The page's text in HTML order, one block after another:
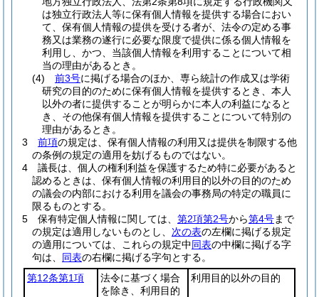
は独立行政法人等に保有個人情報を提供する場合におい
て、保有個人情報の提供を受ける者が、法令の定める事
務又は業務の遂行に必要な限度で提供に係る個人情報を
利用し、かつ、当該個人情報を利用することについて相
当の理由があるとき。
(4)
前3号に掲げる場合のほか、専ら統計の作成又は学術
研究の目的のために保有個人情報を提供するとき、本人
以外の者に提供することが明らかに本人の利益になると
き、その他保有個人情報を提供することについて特別の
理由があるとき。
3
前項の規定は、保有個人情報の利用又は提供を制限する他
の条例の規定の適用を妨げるものではない。
4
議長は、個人の権利利益を保護するため特に必要があると
認めるときは、保有個人情報の利用目的以外の目的のため
の議会の内部における利用を議会の事務局の特定の職員に
限るものとする。
5
保有特定個人情報に関しては、 第2項第2号から第4号まで
の規定は適用しないものとし、 次の表の左欄に掲げる規定
の適用については、これらの規定中同表の中欄に掲げる字
句は、 同表の右欄に掲げる字句とする。
第12条第1項
法令に基づく場合
を除き、利用目的
利用目的以外の目的